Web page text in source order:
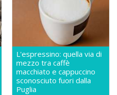
L'espressino: quella via di
mezzo tra caffè
macchiato e cappuccino
sconosciuto fuori dalla
Puglia